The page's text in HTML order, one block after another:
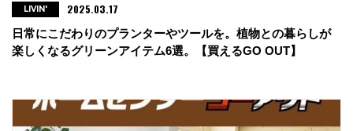
日常にこだわりのプランターやツールを。植物との暮らしが
楽しくなるグリーンアイテム6選。【買えるGO OUT】
LIVIN' 2025.03.17